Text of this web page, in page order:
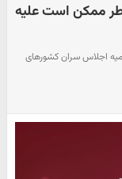
ممکن است علیه
اجلاس سران کشورهای